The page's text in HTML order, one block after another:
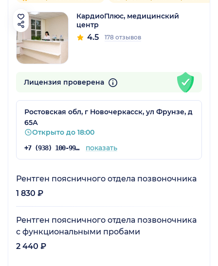
КардиоПлюс, медицинский
центр
4.5 178 отзывов
Лицензия проверена
Ростовская обл, г Новочеркасск, ул Фрунзе, д
65А
Открыто до 18:00
+7 (938) 100-99-51 показать
Рентген поясничного отдела позвоночника
1 830 ₽
Рентген поясничного отдела позвоночника
с функциональными пробами
2 440 ₽